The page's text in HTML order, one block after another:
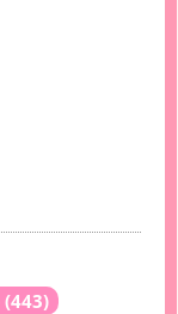
(443)